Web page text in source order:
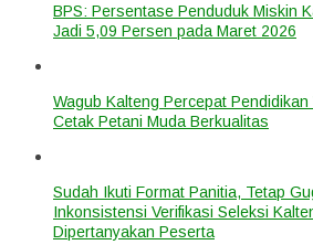
BPS: Persentase Penduduk Miskin
Jadi 5,09 Persen pada Maret 2026
Wagub Kalteng Percepat
Cetak Petani Muda Berkualitas
Sudah Ikuti Format Panitia, Tetap
Inkonsistensi Verifikasi Seleksi
Dipertanyakan Peserta